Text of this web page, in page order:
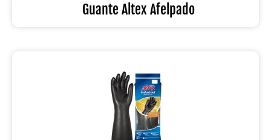
Guante Altex Afelpado